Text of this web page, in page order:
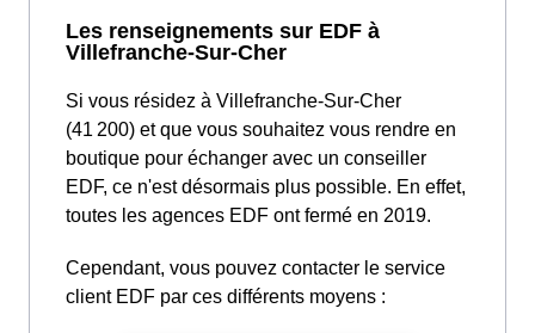
Les renseignements sur EDF à
Villefranche-Sur-Cher
Si vous résidez à Villefranche-Sur-Cher
(41 200) et que vous souhaitez vous rendre en
boutique pour échanger avec un conseiller
EDF, ce n'est désormais plus possible. En effet,
toutes les agences EDF ont fermé en 2019.
Cependant, vous pouvez contacter le service
client EDF par ces différents moyens :